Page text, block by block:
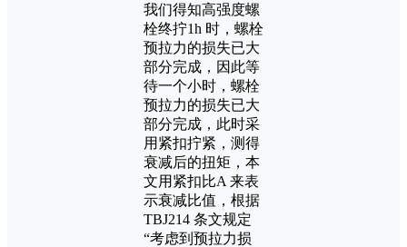
我们得知高强度螺
栓终拧1h 时，螺栓
预拉力的损失已大
部分完成，因此等
待一个小时，螺栓
预拉力的损失已大
部分完成，此时采
用紧扣拧紧，测得
衰减后的扭矩，本
文用紧扣比A 来表
示衰减比值，根据
TBJ214 条文规定
“考虑到预拉力损